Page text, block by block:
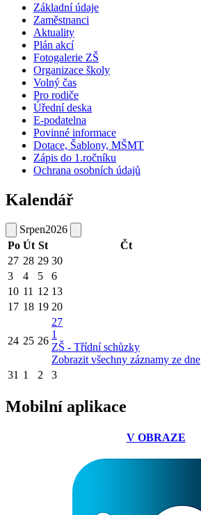
Základní údaje
Zaměstnanci
Aktuality
Plán akcí
Fotogalerie ZŠ
Organizace školy
Volný čas
Pro rodiče
Úřední deska
E-podatelna
Povinné informace
Dotace, Šablony, MŠMT
Zápis do 1.ročníku
Ochrana osobních údajů
Kalendář
Srpen2026
Po Út St Čt
27 28 29 30
3
4 5 6
10 11 12 13
17 18 19 20
24 25 26
27
1
ZŠ - Třídní schůzky
Zobrazit všechny záznamy ze dne
31 1 2 3
Mobilní aplikace
V OBRAZE